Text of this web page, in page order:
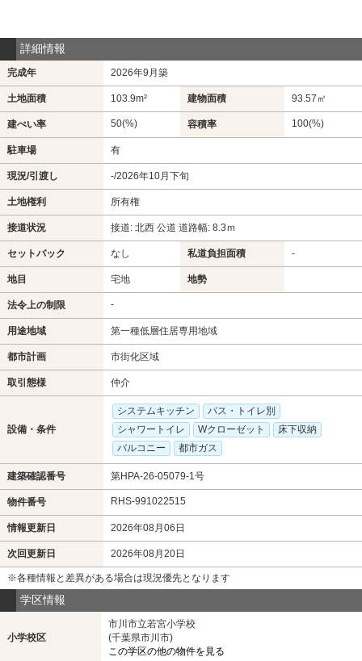
詳細情報
完成年 2026年9月築
土地面積 103.9m² 建物面積 93.57㎡
建ぺい率 50(%) 容積率 100(%)
駐車場 有
現況/引渡し -/2026年10月下旬
土地権利 所有権
接道状況 接道: 北西 公道 道路幅: 8.3ｍ
セットバック なし 私道負担面積 -
地目 宅地 地勢
法令上の制限 -
用途地域 第一種低層住居専用地域
都市計画 市街化区域
取引態様 仲介
設備・条件
システムキッチン
バス・トイレ別
シャワートイレ
Wクローゼット
床下収納
バルコニー
都市ガス
建築確認番号 第HPA-26-05079-1号
物件番号 RHS-991022515
情報更新日 2026年08月06日
次回更新日 2026年08月20日
※各種情報と差異がある場合は現況優先となります
学区情報
小学校区
市川市立若宮小学校
(千葉県市川市)
この学区の他の物件を見る